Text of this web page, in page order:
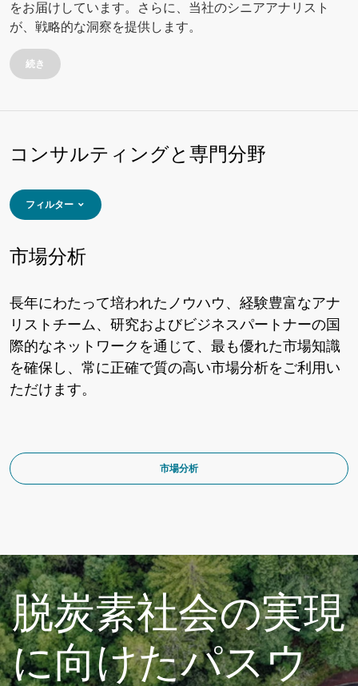
をお届けしています。さらに、当社のシニアアナリスト
が、戦略的な洞察を提供します。
続き
コンサルティングと専門分野
フィルター
市場分析
長年にわたって培われたノウハウ、経験豊富なアナ
リストチーム、研究およびビジネスパートナーの国
際的なネットワークを通じて、最も優れた市場知識
を確保し、常に正確で質の高い市場分析をご利用い
ただけます。
市場分析
脱炭素社会の実現
に向けたパスウ